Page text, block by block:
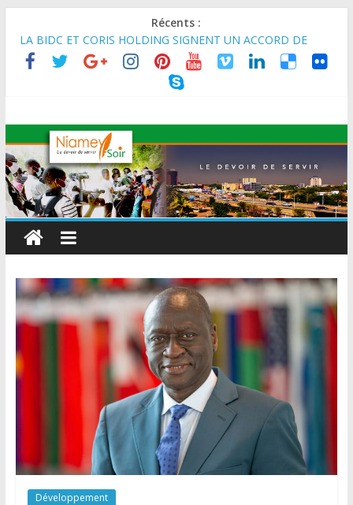
Récents :
LA BIDC ET CORIS HOLDING SIGNENT UN ACCORD DE
FINANCEMENT DE 80 MILLIONS D’EUROS POUR
RENFORCER LES CHAÎNES DE VALEUR ALIMENTAIRES,
ÉNERGÉTIQUES ET AGRICOLES EN AFRIQUE DE L’OUEST
Général de Division Mohamed TOUMBA a reçu en audience
son homologue du Burkina Faso et délégation du Kawar.
BANQUE MONDIALE : L’IA offre un levier vital aux économies
en développement en panne de croissance (Communiqué)
AES : Le Chef de l’Etat a reçu en audience à Maradi les
ministres en charge de l’Environnement du Burkina Faso et du
Mali.
MARADI : Le Président de la République, Chef de l’État, S.E le
pour la célébration de la 3ᵉ édition de la Journée Nationale de
l’Arbre (JNA).
Développement